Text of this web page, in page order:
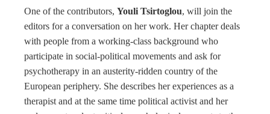
One of the contributors, Youli Tsirtoglou, will join the
editors for a conversation on her work. Her chapter deals
with people from a working-class background who
participate in social-political movements and ask for
psychotherapy in an austerity-ridden country of the
European periphery. She describes her experiences as a
therapist and at the same time political activist and her